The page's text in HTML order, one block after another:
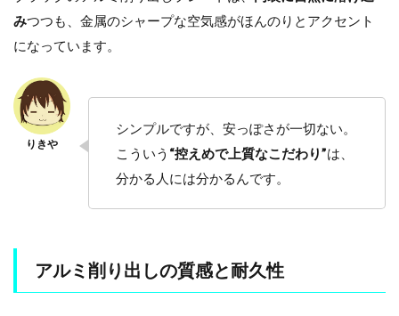
みつつも、金属のシャープな空気感がほんのりとアクセント
になっています。
シンプルですが、安っぽさが一切ない。
こういう “控えめで上質なこだわり”は、
分かる人には分かるんです。
アルミ削り出しの質感と耐久性